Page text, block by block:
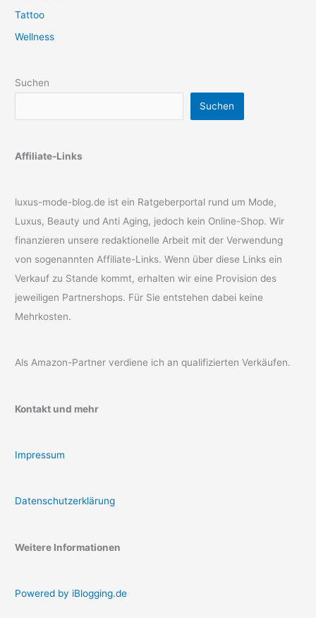
Tattoo
Wellness
Suchen
Suchen
Affiliate-Links
luxus-mode-blog.de ist ein Ratgeberportal rund um Mode,
Luxus, Beauty und Anti Aging, jedoch kein Online-Shop. Wir
finanzieren unsere redaktionelle Arbeit mit der Verwendung
von sogenannten Affiliate-Links. Wenn über diese Links ein
Verkauf zu Stande kommt, erhalten wir eine Provision des
jeweiligen Partnershops. Für Sie entstehen dabei keine
Mehrkosten.
Als Amazon-Partner verdiene ich an qualifizierten Verkäufen.
Kontakt und mehr
Impressum
Datenschutzerklärung
Weitere Informationen
Powered by iBlogging.de